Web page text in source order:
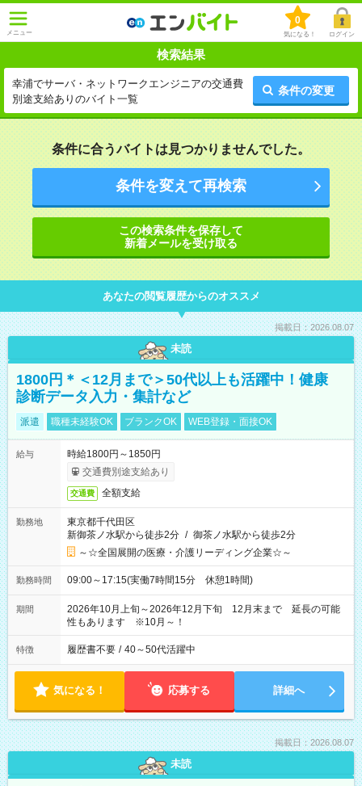
メニュー
0
気になる！ ログイン
検索結果
幸浦でサーバ・ネットワークエンジニアの交通費
別途支給ありのバイト一覧
条件の変更
条件に合うバイトは見つかりませんでした。
条件を変えて再検索
この検索条件を保存して
新着メールを受け取る
あなたの閲覧履歴からのオススメ
掲載日：2026.08.07
未読
1800円＊＜12月まで＞50代以上も活躍中！健康
診断データ入力・集計など
派遣 職種未経験OK ブランクOK WEB登録・面接OK
給与
時給1800円～1850円
交通費別途支給あり
交通費 全額支給
勤務地
東京都千代田区
新御茶ノ水駅から徒歩2分 / 御茶ノ水駅から徒歩2分
～☆全国展開の医療・介護リーディング企業☆～
勤務時間 09:00～17:15(実働7時間15分 休憩1時間)
期間
2026年10月上旬～2026年12月下旬 12月末まで 延長の可能
性もあります ※10月～！
特徴 履歴書不要 / 40～50代活躍中
気になる！ 応募する 詳細へ
掲載日：2026.08.07
未読